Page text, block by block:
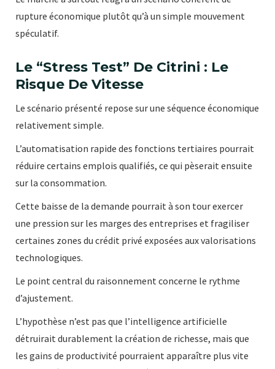
rupture économique plutôt qu’à un simple mouvement
spéculatif.
Le “stress Test” De Citrini : Le
Risque De Vitesse
Le scénario présenté repose sur une séquence économique
relativement simple.
L’automatisation rapide des fonctions tertiaires pourrait
réduire certains emplois qualifiés, ce qui pèserait ensuite
sur la consommation.
Cette baisse de la demande pourrait à son tour exercer
une pression sur les marges des entreprises et fragiliser
certaines zones du crédit privé exposées aux valorisations
technologiques.
Le point central du raisonnement concerne le rythme
d’ajustement.
L’hypothèse n’est pas que l’intelligence artificielle
détruirait durablement la création de richesse, mais que
les gains de productivité pourraient apparaître plus vite